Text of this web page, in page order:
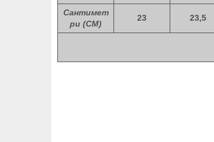
Сантимет
ри (СМ)
23 23,5